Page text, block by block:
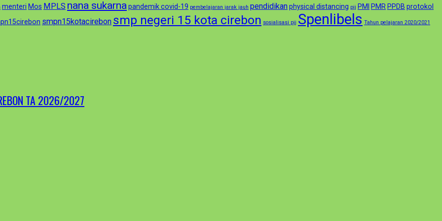
menteri Mos MPLS nana sukarnapandemik covid-19 pembelajaran jarak jauh pendidikanphysical distancing pjj PMI PMR PPDB protokol
smpn15kotacirebon smp negeri 15 kota cirebon sosialisasi pjj Spenlibels Tahun pelajaran 2020/2021
TA 2026/2027